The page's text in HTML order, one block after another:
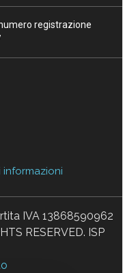
registrazione
IVA 13868590962
RESERVED. ISP